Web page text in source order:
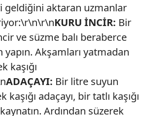
geldiğini aktaran uzmanlar
KURU İNCİR: Bir
ve süzme balı beraberce
Akşamları yatmadan
kaşığı
ADAÇAYI: Bir litre suyun
adaçayı, bir tatlı kaşığı
Ardından süzerek